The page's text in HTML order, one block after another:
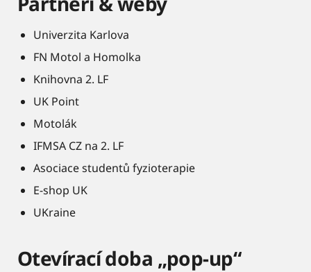
Univerzita Karlova
FN Motol a Homolka
Knihovna 2. LF
UK Point
Motolák
IFMSA CZ na 2. LF
Asociace studentů fyzioterapie
E-shop UK
UKraine
Otevírací doba „pop-up“